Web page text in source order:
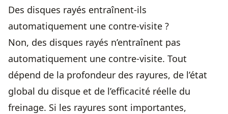
Des disques rayés entraînent-ils
automatiquement une contre-visite ?
Non, des disques rayés n’entraînent pas
automatiquement une contre-visite. Tout
dépend de la profondeur des rayures, de l’état
global du disque et de l’efficacité réelle du
freinage. Si les rayures sont importantes,